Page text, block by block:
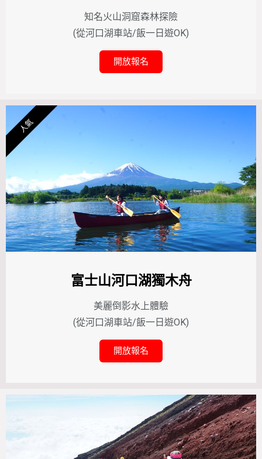
知名火山洞窟森林探險
(從河口湖車站/飯一日遊OK)
開放報名
富士山河口湖獨木舟
美麗倒影水上體驗
(從河口湖車站/飯一日遊OK)
開放報名
人氣